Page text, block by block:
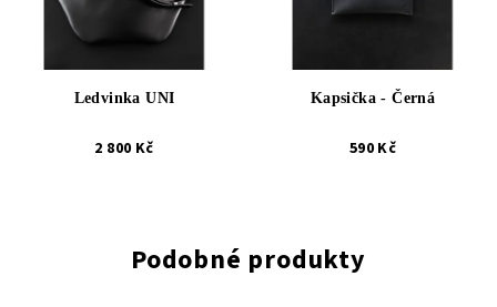
Ledvinka UNI
2 800 Kč
Kapsička - Černá
590 Kč
Podobné produkty